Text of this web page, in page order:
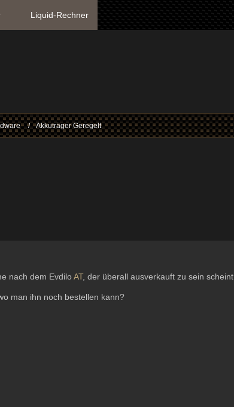
Liquid-Rechner
Akkuträger Geregelt
nach dem EvdiloAT, der überall ausverkauft zu sein scheint.
man ihn noch bestellen kann?